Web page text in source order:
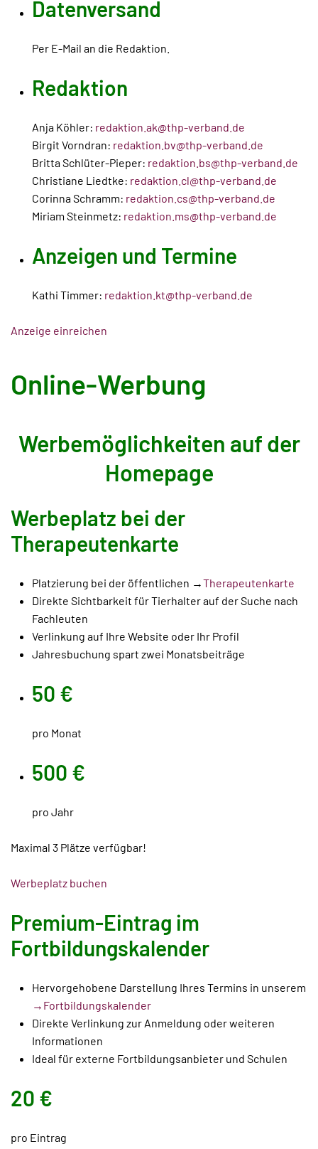
Datenversand
Per E-Mail an die Redaktion.
Redaktion
Anja Köhler: redaktion.ak@thp-verband.de
Birgit Vorndran: redaktion.bv@thp-verband.de
Britta Schlüter-Pieper: redaktion.bs@thp-verband.de
Christiane Liedtke: redaktion.cl@thp-verband.de
Corinna Schramm: redaktion.cs@thp-verband.de
Miriam Steinmetz: redaktion.ms@thp-verband.de
Anzeigen und Termine
Kathi Timmer: redaktion.kt@thp-verband.de
Anzeige einreichen
Online-Werbung
Werbemöglichkeiten auf der
Homepage
Werbeplatz bei der
Therapeutenkarte
Platzierung bei der öffentlichen →Therapeutenkarte
Direkte Sichtbarkeit für Tierhalter auf der Suche nach
Fachleuten
Verlinkung auf Ihre Website oder Ihr Profil
Jahresbuchung spart zwei Monatsbeiträge
50 €
pro Monat
500 €
pro Jahr
Maximal 3 Plätze verfügbar!
Werbeplatz buchen
Premium-Eintrag im
Fortbildungskalender
Hervorgehobene Darstellung Ihres Termins in unserem
→Fortbildungskalender
Direkte Verlinkung zur Anmeldung oder weiteren
Informationen
Ideal für externe Fortbildungsanbieter und Schulen
20 €
pro Eintrag